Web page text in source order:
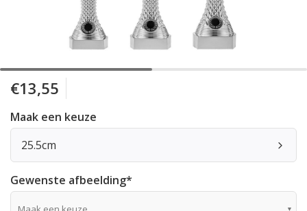
€13,55
Maak een keuze
25.5cm
Gewenste afbeelding*